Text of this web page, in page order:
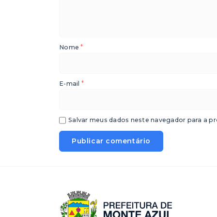
Nome*
E-mail *
Salvar meus dados neste navegador para a